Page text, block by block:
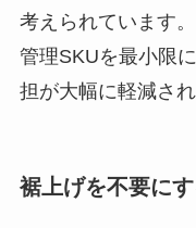
考えられています。
管理SKUを最小限
担が大幅に軽減され
裾上げを不要に